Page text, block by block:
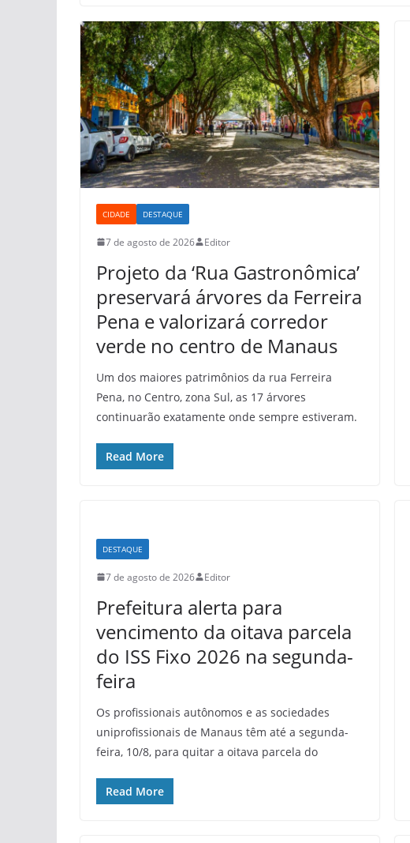
CIDADE DESTAQUE
7 de agosto de 2026 Editor
Projeto da ‘Rua Gastronômica’
preservará árvores da Ferreira
Pena e valorizará corredor
verde no centro de Manaus
Um dos maiores patrimônios da rua Ferreira
Pena, no Centro, zona Sul, as 17 árvores
continuarão exatamente onde sempre estiveram.
Read More
DESTAQUE
7 de agosto de 2026 Editor
Prefeitura alerta para
vencimento da oitava parcela
do ISS Fixo 2026 na segunda-
feira
Os profissionais autônomos e as sociedades
uniprofissionais de Manaus têm até a segunda-
feira, 10/8, para quitar a oitava parcela do
Read More